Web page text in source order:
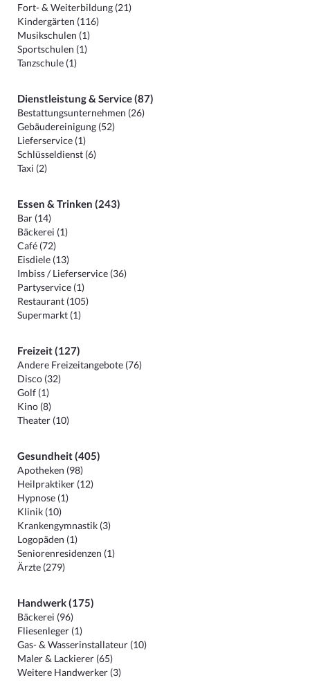
Fort- & Weiterbildung (21)
Kindergärten (116)
Musikschulen (1)
Sportschulen (1)
Tanzschule (1)
Dienstleistung & Service (87)
Bestattungsunternehmen (26)
Gebäudereinigung (52)
Lieferservice (1)
Schlüsseldienst (6)
Taxi (2)
Essen & Trinken (243)
Bar (14)
Bäckerei (1)
Café (72)
Eisdiele (13)
Imbiss / Lieferservice (36)
Partyservice (1)
Restaurant (105)
Supermarkt (1)
Freizeit (127)
Andere Freizeitangebote (76)
Disco (32)
Golf (1)
Kino (8)
Theater (10)
Gesundheit (405)
Apotheken (98)
Heilpraktiker (12)
Hypnose (1)
Klinik (10)
Krankengymnastik (3)
Logopäden (1)
Seniorenresidenzen (1)
Ärzte (279)
Handwerk (175)
Bäckerei (96)
Fliesenleger (1)
Gas- & Wasserinstallateur (10)
Maler & Lackierer (65)
Weitere Handwerker (3)